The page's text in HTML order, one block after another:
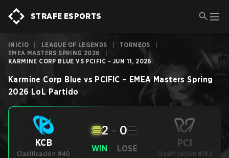
STRAFE ESPORTS
INICIO LEAGUE OF LEGENDS TORNEOS
EMEA MASTERS SPRING 2026
KARMINE CORP BLUE VS PCIFIC - JUN 11, 2026
Karmine Corp Blue vs PCIFIC – EMEA Masters Spring
2026 LoL Partido
KCB
Clasificación #40
WIN
2 - 0
LOSE PCI
Clasificación #182